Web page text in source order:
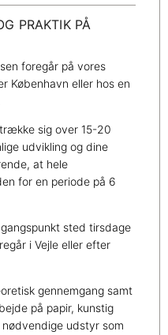
PRAKTIK PÅ
foregår på vores
København eller hos en
sig over 15-20
udvikling og dine
at hele
for en periode på 6
sted tirsdage
i Vejle eller efter
gennemgang samt
på papir, kunstig
udstyr som